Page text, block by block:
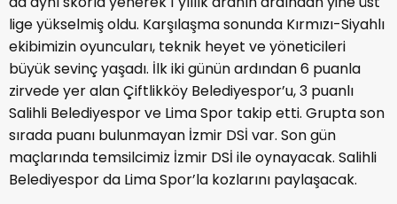
lige yükselmiş oldu. Karşılaşma sonunda Kırmızı-Siyahlı
ekibimizin oyuncuları, teknik heyet ve yöneticileri
büyük sevinç yaşadı. İlk iki günün ardından 6 puanla
zirvede yer alan Çiftlikköy Belediyespor’u, 3 puanlı
Salihli Belediyespor ve Lima Spor takip etti. Grupta son
sırada puanı bulunmayan İzmir DSİ var. Son gün
maçlarında temsilcimiz İzmir DSİ ile oynayacak. Salihli
Belediyespor da Lima Spor’la kozlarını paylaşacak.